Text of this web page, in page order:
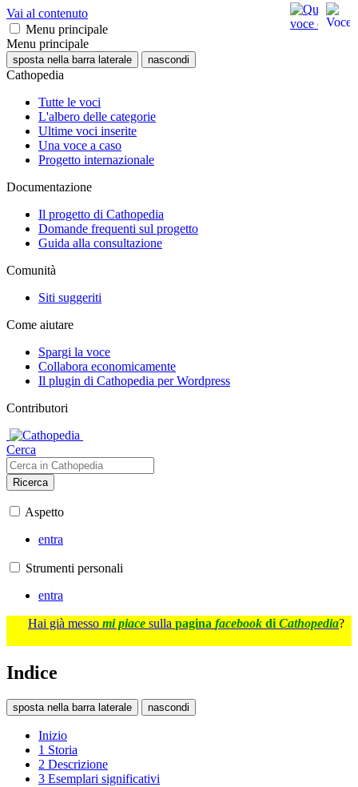
Vai al contenuto
Menu principale
Menu principale
sposta nella barra laterale nascondi
Cathopedia
Tutte le voci
L'albero delle categorie
Ultime voci inserite
Una voce a caso
Progetto internazionale
Documentazione
Il progetto di Cathopedia
Domande frequenti sul progetto
Guida alla consultazione
Comunità
Siti suggeriti
Come aiutare
Spargi la voce
Collabora economicamente
Il plugin di Cathopedia per Wordpress
Contributori
Cerca
Ricerca
Aspetto
entra
Strumenti personali
entra
Hai già messo mi piace sulla pagina facebook di Cathopedia?
Indice
sposta nella barra laterale nascondi
Inizio
1 Storia
2 Descrizione
3 Esemplari significativi